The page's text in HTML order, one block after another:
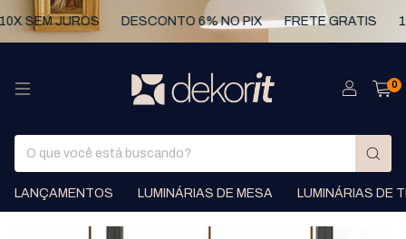
JUROS DESCONTO 6% NO PIX FRETE GRATIS 10X
0
LANÇAMENTOS LUMINÁRIAS DE MESA LUMINÁRIAS DE